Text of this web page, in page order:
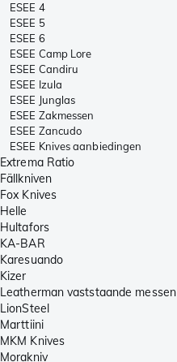
ESEE 4
ESEE 5
ESEE 6
ESEE Camp Lore
ESEE Candiru
ESEE Izula
ESEE Junglas
ESEE Zakmessen
ESEE Zancudo
ESEE Knives aanbiedingen
Extrema Ratio
Fällkniven
Fox Knives
Helle
Hultafors
KA-BAR
Karesuando
Kizer
Leatherman vaststaande messen
LionSteel
Marttiini
MKM Knives
Morakniv